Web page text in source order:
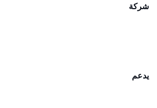
شركة
يدعم